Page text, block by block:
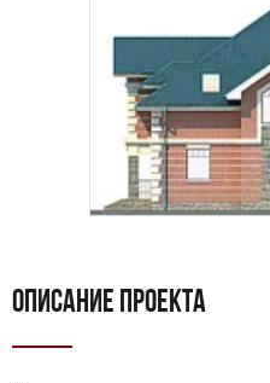
ОПИСАНИЕ ПРОЕКТА